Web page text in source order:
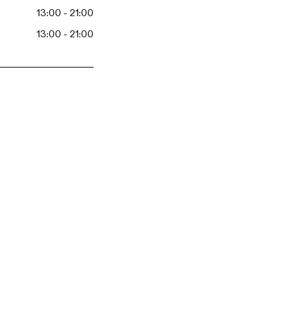
13:00 - 21:00
13:00 - 21:00